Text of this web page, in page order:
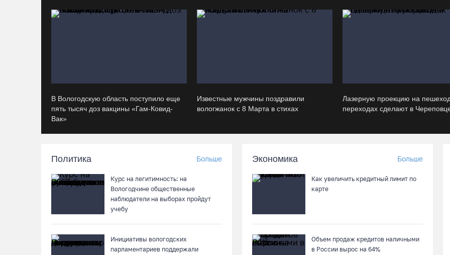
В Вологодскую область поступило еще
пять тысяч доз вакцины «Гам-Ковид-
Вак»
Известные мужчины поздравили
вологжанок с 8 Марта в стихах
Лазерную проекцию на
переходах сделают в
Политика Больше
Курс на легитимность: на
Вологодчине общественные
наблюдатели на выборах пройдут
учебу
Инициативы вологодских
парламентариев поддержали
Экономика Больше
Как увеличить кредитный лимит по
карте
Объем продаж кредитов наличными
в России вырос на 64%